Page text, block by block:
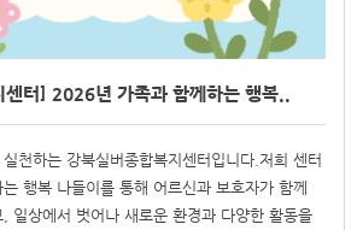
터] 2026년 가족과 함께하는 행복..
천하는 강북실버종합복지센터입니다.저희 센터
행복 나들이를 통해 어르신과 보호자가 함께
일상에서 벗어나 새로운 환경과 다양한 활동을